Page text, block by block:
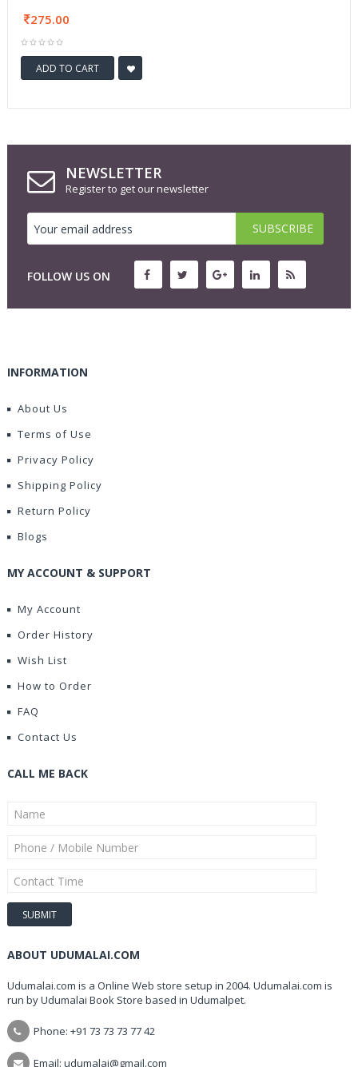
275.00
ADD TO CART
NEWSLETTER
Register to get our newsletter
FOLLOW US ON
INFORMATION
About Us
Terms of Use
Privacy Policy
Shipping Policy
Return Policy
Blogs
MY ACCOUNT & SUPPORT
My Account
Order History
Wish List
How to Order
FAQ
Contact Us
CALL ME BACK
ABOUT UDUMALAI.COM
Udumalai.com is a Online Web store setup in 2004. Udumalai.com is
run by Udumalai Book Store based in Udumalpet.
Phone: +91 73 73 73 77 42
Email: udumalai@gmail.com